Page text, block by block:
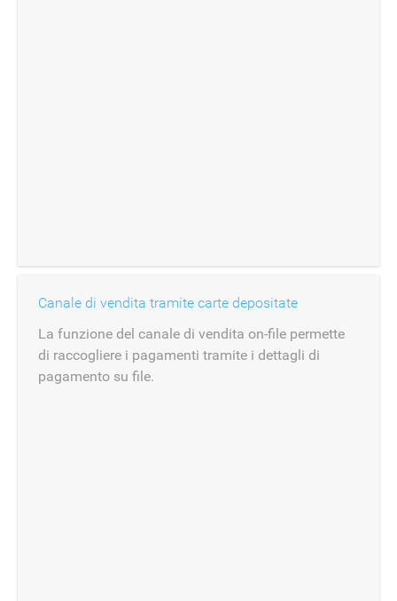
Canale di vendita tramite carte depositate
La funzione del canale di vendita on-file permette
di raccogliere i pagamenti tramite i dettagli di
pagamento su file.